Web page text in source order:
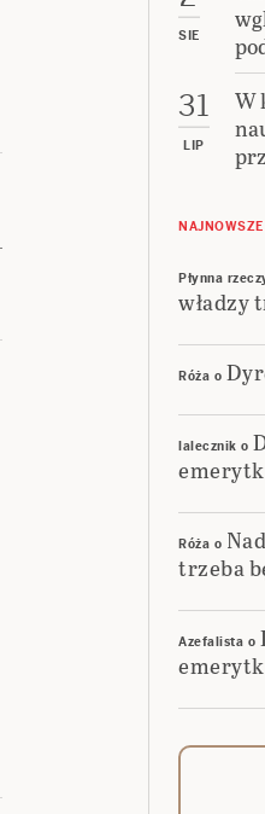
SIE
31
LIP
W
Płynna
władzy
Róża o
lalecznik o
Róża o
trzeba
Azefalista o